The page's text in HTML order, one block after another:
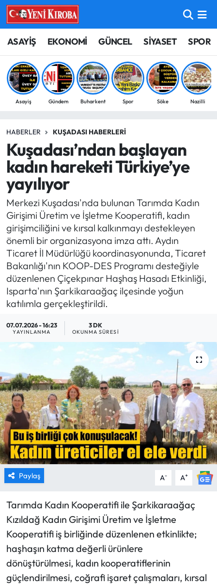
ASAYİŞ EKONOMİ GÜNCEL SİYASET SPOR
Asayiş Gündem Buharkent Spor Söke Nazilli
HABERLER KUŞADASI HABERLERI
Kuşadası’ndan başlayan
kadın hareketi Türkiye’ye
yayılıyor
Merkezi Kuşadası'nda bulunan Tarımda Kadın
Girişimi Üretim ve İşletme Kooperatifi, kadın
girişimciliğini ve kırsal kalkınmayı destekleyen
önemli bir organizasyona imza attı. Aydın
Ticaret İl Müdürlüğü koordinasyonunda, Ticaret
Bakanlığı'nın KOOP-DES Programı desteğiyle
düzenlenen Çiçekpınar Haşhaş Hasadı Etkinliği,
Isparta'nın Şarkikaraağaç ilçesinde yoğun
katılımla gerçekleştirildi.
07.07.2026 - 16:23
YAYINLANMA
3 DK
OKUNMA SÜRESI
Paylaş A- A+
Tarımda Kadın Kooperatifi ile Şarkikaraağaç
Kızıldağ Kadın Girişimi Üretim ve İşletme
Kooperatifi iş birliğinde düzenlenen etkinlikte;
haşhaşın katma değerli ürünlere
dönüştürülmesi, kadın kooperatiflerinin
güçlendirilmesi, coğrafi işaret çalışmaları, kırsal
ASAYİŞ
BİLİM-TEKNOLOJİ
ÇEVRE
EĞİTİM
EKONOMİ
GÜNCEL
GÜNDEM
MAGAZİN
SAĞLIK
SİYASET
SPOR
TARIM
TURİZM
YAŞAM
RESMİ İLANLAR
HABER İLAN
Aydın Nöbetçi Eczaneler
Aydın Hava Durumu
Aydin Namaz Vakitleri
Süper Lig Puan Durumu ve Fikstür
Tüm Manşetler
Son Dakika Haberleri
Haber Arşivi